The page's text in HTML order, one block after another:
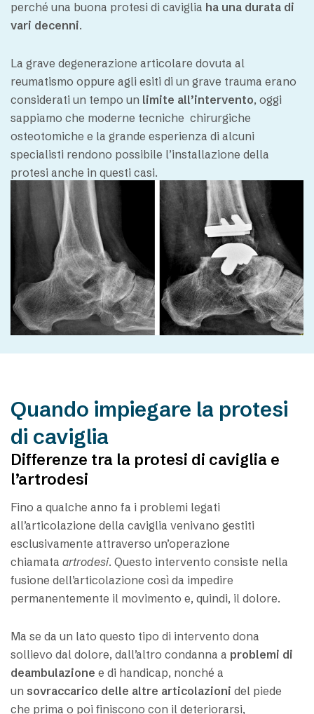
perché una buona protesi di caviglia ha una durata di
vari decenni.
La grave degenerazione articolare dovuta al
reumatismo oppure agli esiti di un grave trauma erano
considerati un tempo un limite all’intervento, oggi
sappiamo che moderne tecniche chirurgiche
osteotomiche e la grande esperienza di alcuni
specialisti rendono possibile l’installazione della
protesi anche in questi casi.
Quando impiegare la protesi
di caviglia
Differenze tra la protesi di caviglia e
l’artrodesi
Fino a qualche anno fa i problemi legati
all’articolazione della caviglia venivano gestiti
esclusivamente attraverso un’operazione
chiamata artrodesi. Questo intervento consiste nella
fusione dell’articolazione così da impedire
permanentemente il movimento e, quindi, il dolore.
Ma se da un lato questo tipo di intervento dona
sollievo dal dolore, dall’altro condanna a problemi di
deambulazione e di handicap, nonché a
un sovraccarico delle altre articolazioni del piede
che prima o poi finiscono con il deteriorarsi,